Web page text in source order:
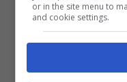
David ha tutte le
con Thuramed
or in the site menu to
and cookie settings.